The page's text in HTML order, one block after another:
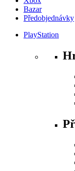
Bazar
Předobjednávky
PlayStation